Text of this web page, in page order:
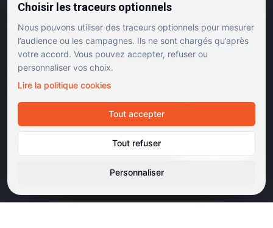
Contact
RÉSEAUX SOCIAUX
Instagram Facebook Linkedin
Dulac Cinémas. Tous droits réservés.
Mentions légalesConfidentialitéCookiesGérer les cookies
Cinémas d'art et d'essai · Labels Europa Cinemas
Choisir les traceurs optionnels
Nous pouvons utiliser des traceurs optionnels pour mesurer
l’audience ou les campagnes. Ils ne sont chargés qu’après
votre accord. Vous pouvez accepter, refuser ou
personnaliser vos choix.
Lire la politique cookies
Tout accepter
Tout refuser
Personnaliser